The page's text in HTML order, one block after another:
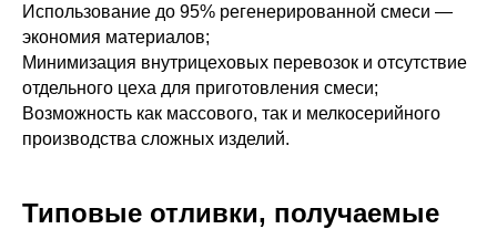
Использование до 95% регенерированной смеси —
экономия материалов;
Минимизация внутрицеховых перевозок и отсутствие
отдельного цеха для приготовления смеси;
Возможность как массового, так и мелкосерийного
производства сложных изделий.
Типовые отливки, получаемые